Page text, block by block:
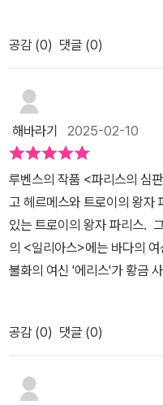
의 바위를 건너는 법을 알아
뻔~드디어 콜키스에 도착!예
아손은 헤라의 도움으로 메데
신하게 만들어 황금 양털을
하는 여정도 험난~무려 3년
도착했으나 펠리아스가 왕위
리뷰 #책기록 #책추천 #초등
는책 #그리스로마신화인문
5권 #북스타그램이아손 키워
힘들고 어려운 일을 수없이
지는 말아라. 너는 그 누구보
하게, 또한 왕자답게 너의 삶
책을 읽으면서 아이가 여러
했어요. 그만큼 몰입도가 높고
학에는 그리스로마 신화 시리
여져 있어 아이가 신화를 쉽고
도 뛰어나고 지식도 쌓을 수
강력 추천드려요. 👍👍👍#도
스로마신화5#주석으로쉽게
신화 #비전비엔피#고정욱 #
마신화읽기 #초등인문학#애
보도록 합시다. 이번 편에서
아손의 관계를 헷갈리지 않도
이아손이 아들이에요. 이아손
다. 자진해서 넘겨주긴 했지
겨준 것이나 다름이 없었지요
을 받은 이아손은 자신의 출
국 출생의 비밀을 알게 된 이
찾기 위해 아르고호 원정대를
바로 표지와 관련되어 있는데
펠리아스는 황당한 조건을 겁
고 있는 황금양털을 가져오는
가져왔을까요? 이아손에게
럼 읽어보세요^^아들이 가장
정대가 큰 고생을 하다 목적을
아니었지요. 그리고 돌아가는
공감 (0) 댓글 (0)
해바라기 2025-02-10
루벤스의 작품 <파리스의 심
고 헤르메스와 트로이의 왕자
있는 트로이의 왕자 파리스.
의 <일리아스>에는 바다의
불화의 여신 '에리스'가 황금
라', '아테나', '아프로디테'도
망을 피하기 위해 트로이의
다운 여신에게 줄 것을 명령
전쟁의 여신'아테나' 그리고
공감 (0) 댓글 (0)